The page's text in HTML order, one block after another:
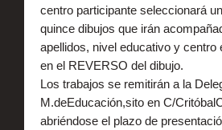
centro participante seleccionará
quince dibujos que irán
apellidos, nivel educativo y centro
en el REVERSO del dibujo.
Los trabajos se remitirán a la
M.deEducación,sito en C/
abriéndose el plazo de